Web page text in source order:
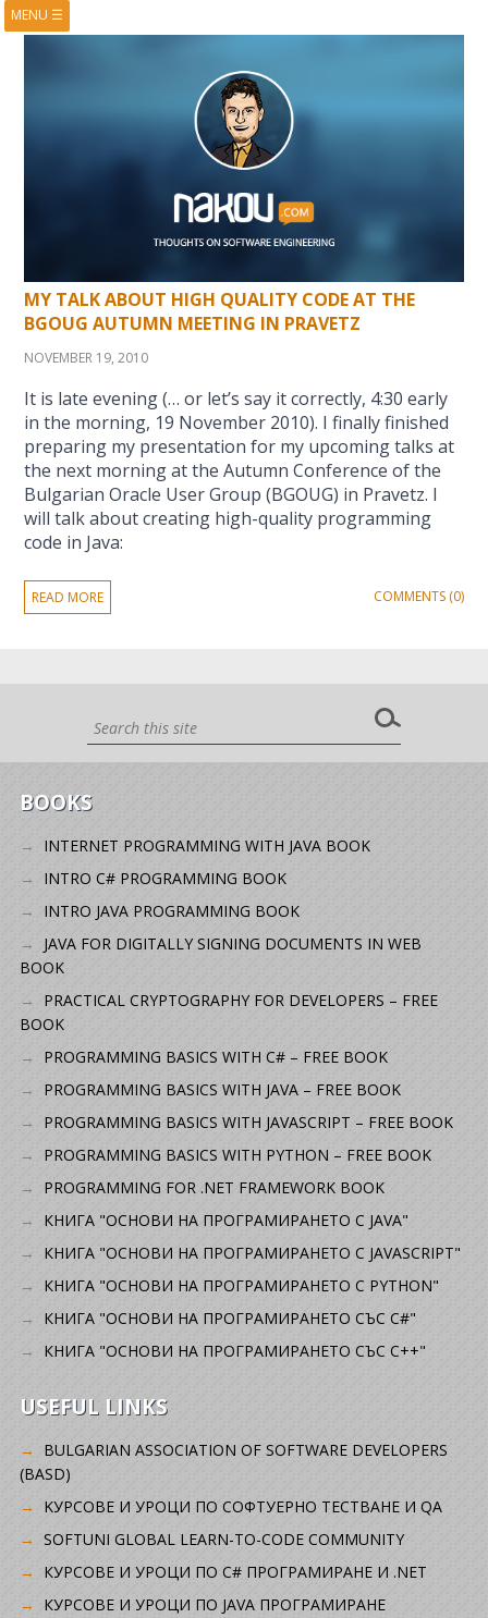
MENU ☰
MY TALK ABOUT HIGH QUALITY CODE AT THE
BGOUG AUTUMN MEETING IN PRAVETZ
NOVEMBER 19, 2010
It is late evening (… or let’s say it correctly, 4:30 early
in the morning, 19 November 2010). I finally finished
preparing my presentation for my upcoming talks at
the next morning at the Autumn Conference of the
Bulgarian Oracle User Group (BGOUG) in Pravetz. I
will talk about creating high-quality programming
code in Java:
READ MORE COMMENTS (0)
BOOKS
INTERNET PROGRAMMING WITH JAVA BOOK
INTRO C# PROGRAMMING BOOK
INTRO JAVA PROGRAMMING BOOK
JAVA FOR DIGITALLY SIGNING DOCUMENTS IN WEB
BOOK
PRACTICAL CRYPTOGRAPHY FOR DEVELOPERS – FREE
BOOK
PROGRAMMING BASICS WITH C# – FREE BOOK
PROGRAMMING BASICS WITH JAVA – FREE BOOK
PROGRAMMING BASICS WITH JAVASCRIPT – FREE BOOK
PROGRAMMING BASICS WITH PYTHON – FREE BOOK
PROGRAMMING FOR .NET FRAMEWORK BOOK
КНИГА "ОСНОВИ НА ПРОГРАМИРАНЕТО С JAVA"
КНИГА "ОСНОВИ НА ПРОГРАМИРАНЕТО С JAVASCRIPT"
КНИГА "ОСНОВИ НА ПРОГРАМИРАНЕТО С PYTHON"
КНИГА "ОСНОВИ НА ПРОГРАМИРАНЕТО СЪС C#"
КНИГА "ОСНОВИ НА ПРОГРАМИРАНЕТО СЪС C++"
USEFUL LINKS
BULGARIAN ASSOCIATION OF SOFTWARE DEVELOPERS
(BASD)
KУРСОВЕ И УРОЦИ ПО СОФТУЕРНО ТЕСТВАНЕ И QA
SOFTUNI GLOBAL LEARN-TO-CODE COMMUNITY
КУРСОВЕ И УРОЦИ ПО C# ПРОГРАМИРАНЕ И .NET
КУРСОВЕ И УРОЦИ ПО JAVA ПРОГРАМИРАНЕ